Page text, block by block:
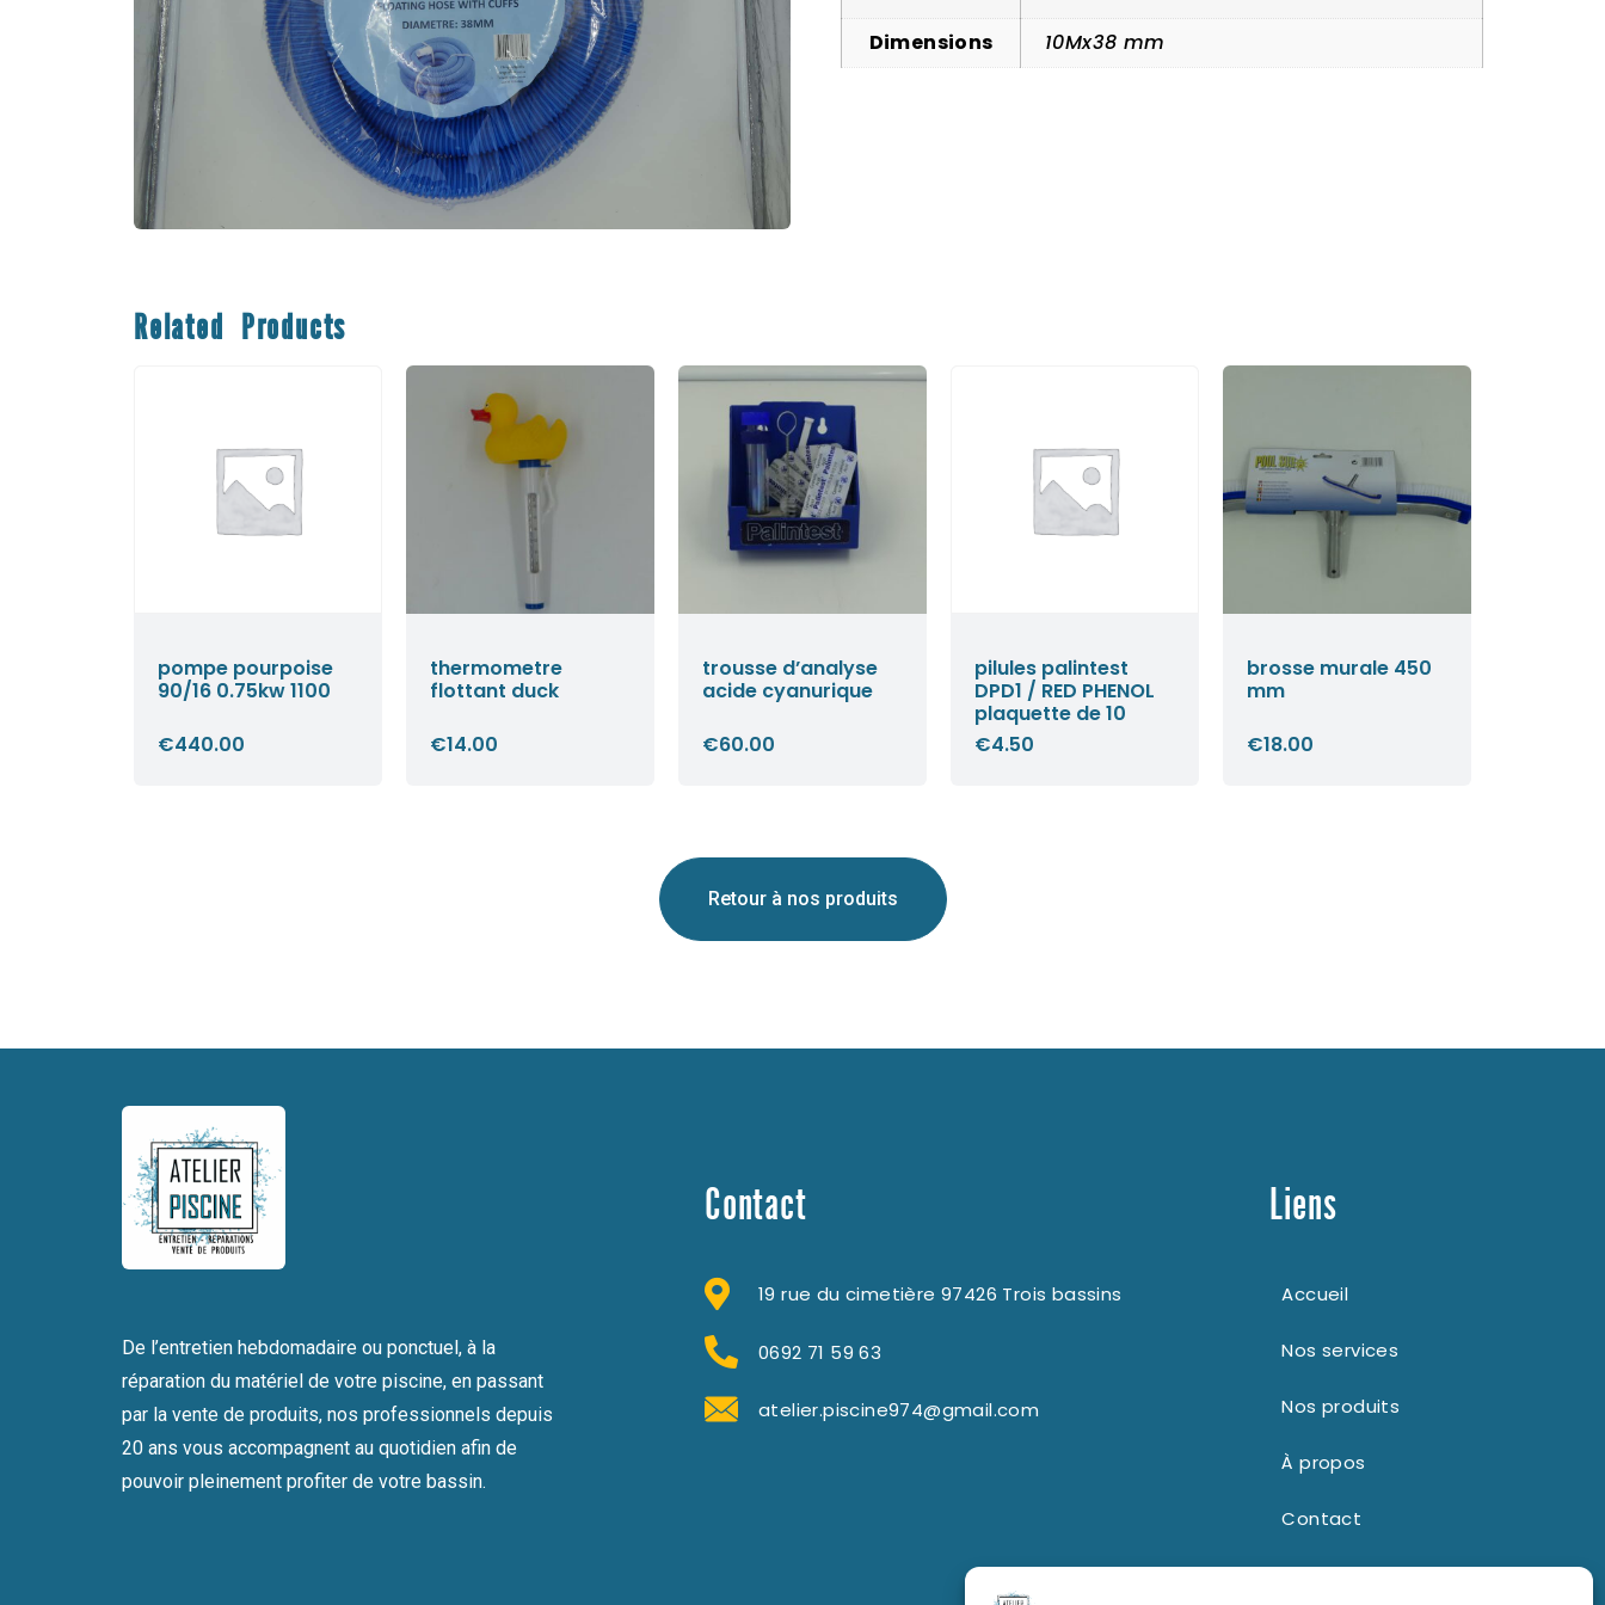
Dimensions
10Mx38 mm
Related Products
pompe pourpoise
90/16 0.75kw 1100
€440.00
thermometre
flottant duck
€14.00
trousse d’analyse
acide cyanurique
€60.00
pilules palintest
DPD1 / RED PHENOL
plaquette de 10
€4.50
brosse murale 450
mm
€18.00
Retour à nos produits
De l’entretien hebdomadaire ou ponctuel, à la
réparation du matériel de votre piscine, en passant
par la vente de produits, nos professionnels depuis
20 ans vous accompagnent au quotidien afin de
pouvoir pleinement profiter de votre bassin.
Contact
19 rue du cimetière 97426 Trois bassins
0692 71 59 63
atelier.piscine974@gmail.com
Liens
Accueil
Nos services
Nos produits
À propos
Contact